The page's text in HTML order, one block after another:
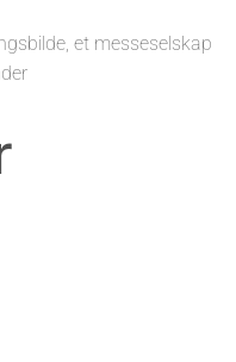
et messeselskap